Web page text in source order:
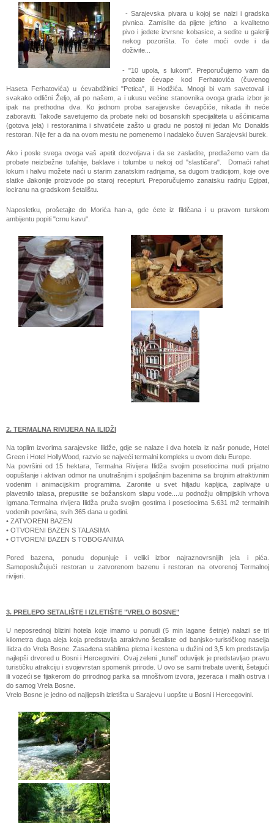
- Sarajevska pivara u kojoj se nalzi i gradska
pivnica. Zamislite da pijete jeftino a kvalitetno
pivo i jedete izvrsne kobasice, a sedite u galeriji
nekog pozorišta. To ćete moći ovde i da
doživite...
- "10 upola, s lukom". Preporučujemo vam da
probate ćevape kod Ferhatovića (čuvenog
Haseta Ferhatovića) u ćevabdžinici "Petica", ili Hodžića. Mnogi bi vam savetovali i
svakako odlični Željo, ali po našem, a i ukusu većine stanovnika ovoga grada izbor je
ipak na prethodna dva. Ko jednom proba sarajjevske ćevapčiće, nikada ih neće
zaboraviti. Takođe savetujemo da probate neki od bosanskih specijaliteta u ašćinicama
(gotova jela) i restoranima i shvatićete zašto u gradu ne postoji ni jedan Mc Donalds
restoran. Nije fer a da na ovom mestu ne pomenemo i nadaleko čuven Sarajevski burek.
Ako i posle svega ovoga vaš apetit dozvoljava i da se zasladite, predlažemo vam da
probate neizbežne tufahije, baklave i tolumbe u nekoj od "slastičara". Domaći rahat
lokum i halvu možete naći u starim zanatskim radnjama, sa dugom tradicijom, koje ove
slatke đakonije proizvode po staroj recepturi. Preporučujemo zanatsku radnju Egipat,
lociranu na gradskom šetalištu.
Naposletku, prošetajte do Morića han-a, gde ćete iz fildčana i u pravom turskom
ambijentu popiti "crnu kavu".
2. TERMALNA RIVIJERA NA ILIDŽI
Na toplim izvorima sarajevske Ilidže, gdje se nalaze i dva hotela iz našr ponude, Hotel
Green i Hotel HollyWood, razvio se najveći termalni kompleks u ovom delu Europe.
Na površini od 15 hektara, Termalna Rivijera Ilidža svojim posetiocima nudi prijatno
oopuštanje i aktivan odmor na unutrašnjim i spoljašnjim bazenima sa brojnim atraktivnim
vodenim i animacijskim programima. Zaronite u svet hiljadu kapljica, zaplivajte u
plavetnilo talasa, prepustite se božanskom slapu vode....u podnožju olimpijskih vrhova
Igmana.Termalna rivijera Ilidža pruža svojim gostima i posetiocima 5.631 m2 termalnih
vodenih površina, svih 365 dana u godini.
• ZATVORENI BAZEN
• OTVORENI BAZEN S TALASIMA
• OTVORENI BAZEN S TOBOGANIMA
Pored bazena, ponudu dopunjuje i veliki izbor najraznovrsnijih jela i pića.
SamoposluŽujući restoran u zatvorenom bazenu i restoran na otvorenoj Termalnoj
rivijeri.
3. PRELEPO SETALIŠTE I IZLETIŠTE "VRELO BOSNE"
U neposrednoj blizini hotela koje imamo u ponudi (5 min lagane šetnje) nalazi se tri
kilometra duga aleja koja predstavlja atraktivno šetaliste od banjsko-turističkog naselja
Ilidza do Vrela Bosne. Zasađena stablima pletna i kestena u dužini od 3,5 km predstavlja
najlepši drvored u Bosni i Hercegovini. Ovaj zeleni „tunel” oduvijek je predstavljao pravu
turističku atrakciju i svojevrstan spomenik prirode. U ovo se sami trebate uveriti, šetajući
ili vozeći se fijakerom do prirodnog parka sa mnoštvom izvora, jezeraca i malih ostrva i
do samog Vrela Bosne.
Vrelo Bosne je jedno od najljepsih izletišta u Sarajevu i uopšte u Bosni i Hercegovini.